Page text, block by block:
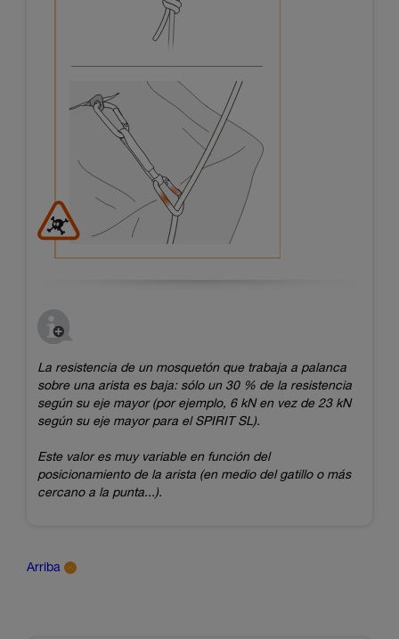
La resistencia de un mosquetón que trabaja a palanca
sobre una arista es baja: sólo un 30 % de la resistencia
según su eje mayor (por ejemplo, 6 kN en vez de 23 kN
según su eje mayor para el SPIRIT SL).
Este valor es muy variable en función del
posicionamiento de la arista (en medio del gatillo o más
cercano a la punta...).
Arriba